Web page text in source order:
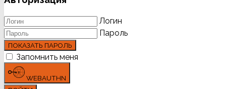
Логин
Пароль
ПОКАЗАТЬ ПАРОЛЬ
Запомнить меня
WEBAUTHN